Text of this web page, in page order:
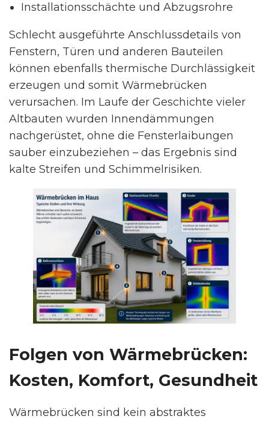
Installationsschächte und Abzugsrohre
Schlecht ausgeführte Anschlussdetails von
Fenstern, Türen und anderen Bauteilen
können ebenfalls thermische Durchlässigkeit
erzeugen und somit Wärmebrücken
verursachen. Im Laufe der Geschichte vieler
Altbauten wurden Innendämmungen
nachgerüstet, ohne die Fensterlaibungen
sauber einzubeziehen – das Ergebnis sind
kalte Streifen und Schimmelrisiken.
Folgen von Wärmebrücken:
Kosten, Komfort, Gesundheit
Wärmebrücken sind kein abstraktes